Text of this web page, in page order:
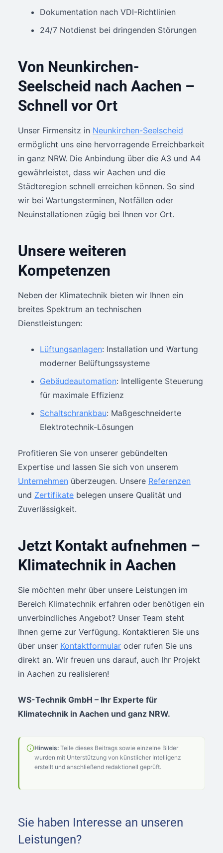
Dokumentation nach VDI-Richtlinien
24/7 Notdienst bei dringenden Störungen
Von Neunkirchen-
Seelscheid nach Aachen –
Schnell vor Ort
Unser Firmensitz in Neunkirchen-Seelscheid
ermöglicht uns eine hervorragende Erreichbarkeit
in ganz NRW. Die Anbindung über die A3 und A4
gewährleistet, dass wir Aachen und die
Städteregion schnell erreichen können. So sind
wir bei Wartungsterminen, Notfällen oder
Neuinstallationen zügig bei Ihnen vor Ort.
Unsere weiteren
Kompetenzen
Neben der Klimatechnik bieten wir Ihnen ein
breites Spektrum an technischen
Dienstleistungen:
Lüftungsanlagen: Installation und Wartung
moderner Belüftungssysteme
Gebäudeautomation: Intelligente Steuerung
für maximale Effizienz
Schaltschrankbau: Maßgeschneiderte
Elektrotechnik-Lösungen
Profitieren Sie von unserer gebündelten
Expertise und lassen Sie sich von unserem
Unternehmen überzeugen. Unsere Referenzen
und Zertifikate belegen unsere Qualität und
Zuverlässigkeit.
Jetzt Kontakt aufnehmen –
Klimatechnik in Aachen
Sie möchten mehr über unsere Leistungen im
Bereich Klimatechnik erfahren oder benötigen ein
unverbindliches Angebot? Unser Team steht
Ihnen gerne zur Verfügung. Kontaktieren Sie uns
über unser Kontaktformular oder rufen Sie uns
direkt an. Wir freuen uns darauf, auch Ihr Projekt
in Aachen zu realisieren!
WS-Technik GmbH – Ihr Experte für
Klimatechnik in Aachen und ganz NRW.
Hinweis: Teile dieses Beitrags sowie einzelne Bilder
wurden mit Unterstützung von künstlicher Intelligenz
erstellt und anschließend redaktionell geprüft.
Sie haben Interesse an unseren
Leistungen?